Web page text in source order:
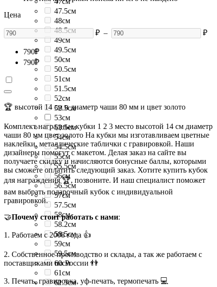
47.5см
48см
48.5см
49см
49.5см
50см
50.5см
51см
51.5см
52см
52.5см
53см
53.5см
54см
54.5см
55см
55.5см
56см
56.5см
57см
57.5см
58см
58.2см
58.5см
59см
59.5см
60см
61см
61.5см
Цена
₽ – ₽
790₽
790₽
🏆 высотой 14 см и диаметр чаши 80 мм и цвет золото
Комплект наградные кубки 1 2 3 место высотой 14 см диаметр
чаши 80 мм цвет золото На кубки мы изготавливаем цветные
наклейки, металлические таблички с гравировкой. Наши
дизайнеры помогут с макетом. Делая заказ на сайте вы
получаете скидку и начисляются бонусные баллы, которыми
вы сможете оплатить следующий заказ. Хотите купить кубок
для награждения 🏆, позвоните. И наш специалист поможет
вам выбрать подарочный кубок с индивидуальной
гравировкой.
🤝Почему стоит работать с нами:
1. Работаем с 2008 года 👍
2. Собственное производство и склады, а так же работаем с
поставщиками по России 👬
3. Печать, гравировка, уф-печать, термопечать 💻